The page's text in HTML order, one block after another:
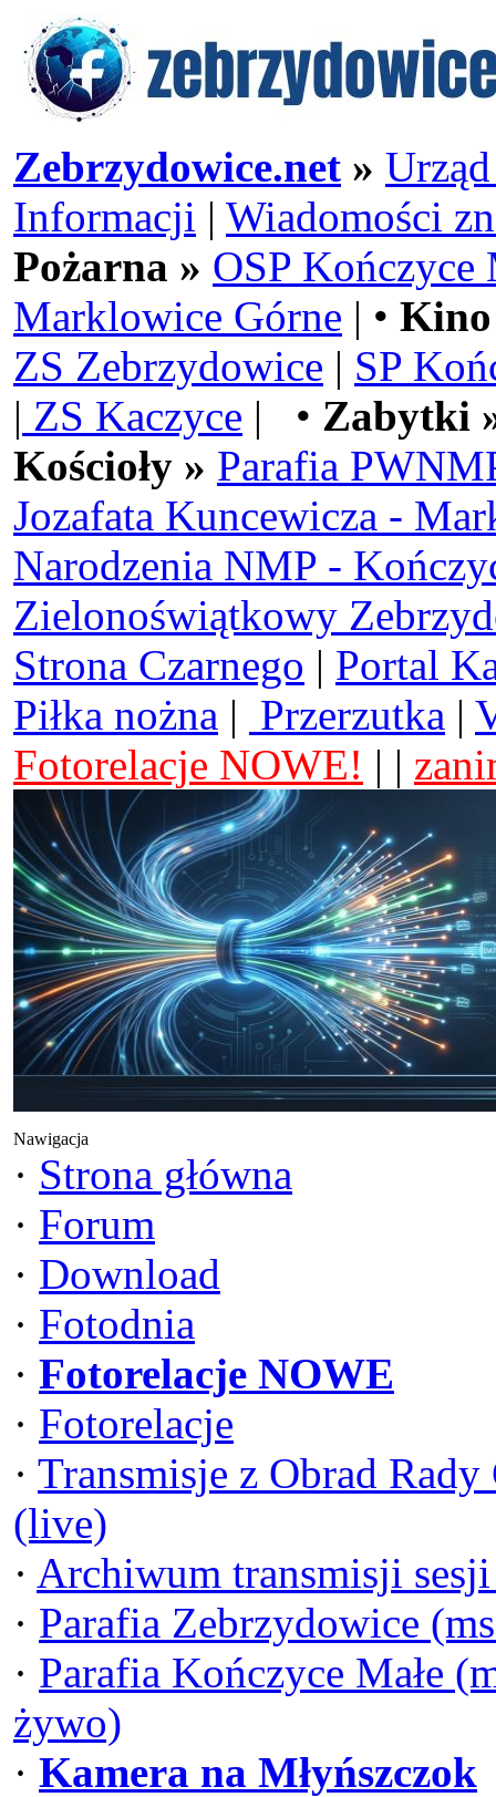
Zebrzydowice.net »
Informacji | Wiadomości
Pożarna » OSP Kończyce
Marklowice Górne | •
ZS Zebrzydowice | SP
| ZS Kaczyce | • Zabytki
Kościoły » Parafia
Jozafata Kuncewicza -
Narodzenia NMP -
Zielonoświątkowy
Strona Czarnego | Portal
Piłka nożna | Przerzutka |
Fotorelacje NOWE! | |
Nawigacja
· Strona główna
· Forum
· Download
· Fotodnia
· Fotorelacje NOWE
· Fotorelacje
· Transmisje z Obrad
(live)
· Archiwum transmisji
· Parafia Zebrzydowice
· Parafia Kończyce Małe
żywo)
· Kamera na Młyńszczok